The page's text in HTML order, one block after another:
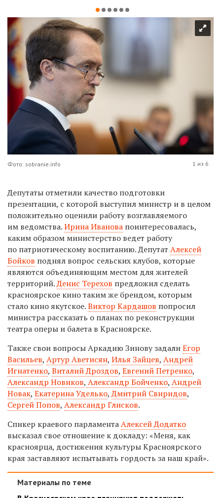
Фото: sobranie.info 1 из 6
Депутаты отметили качество подготовки
презентации, с которой выступил министр и в целом
положительно оценили работу возглавляемого
им ведомства.Ирина Иванова поинтересовалась,
каким образом министерство ведет работу
по патриотическому воспитанию. Депутат Алексей
Бойков поднял вопрос сельских клубов, которые
являются объединяющим местом для жителей
территорий.Денис Терехов предложил сделать
красноярское кино таким же брендом, которым
стало кино якутское.Виктор Кардашов попросил
министра рассказать о планах по реконструкции
театра оперы и балета в Красноярске.
Также свои вопросы Аркадию Зинову задалиЕгор
Васильев, Артур Аветисян, Илья Зайцев, Андрей
Игнатенко, Виталий Дроздов, Евгений Петренко,
Александр Новиков, Александр Бойченко, Андрей
Новак, Екатерина Уделько,Дмитрий Свиридов,
Сергей Попов, Александр Глисков.
Спикер краевого парламентаАлексей Додатко
высказал свое отношение к докладу: «Меня, как
красноярца, достижения культуры Красноярского
края заставляют испытывать гордость за наш край».
Материалы по теме